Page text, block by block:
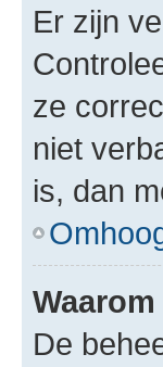
Er zijn
ze
niet
is, dan
De